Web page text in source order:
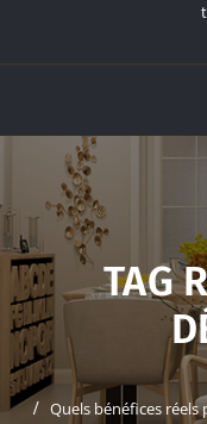
TAG
Quels bénéfices